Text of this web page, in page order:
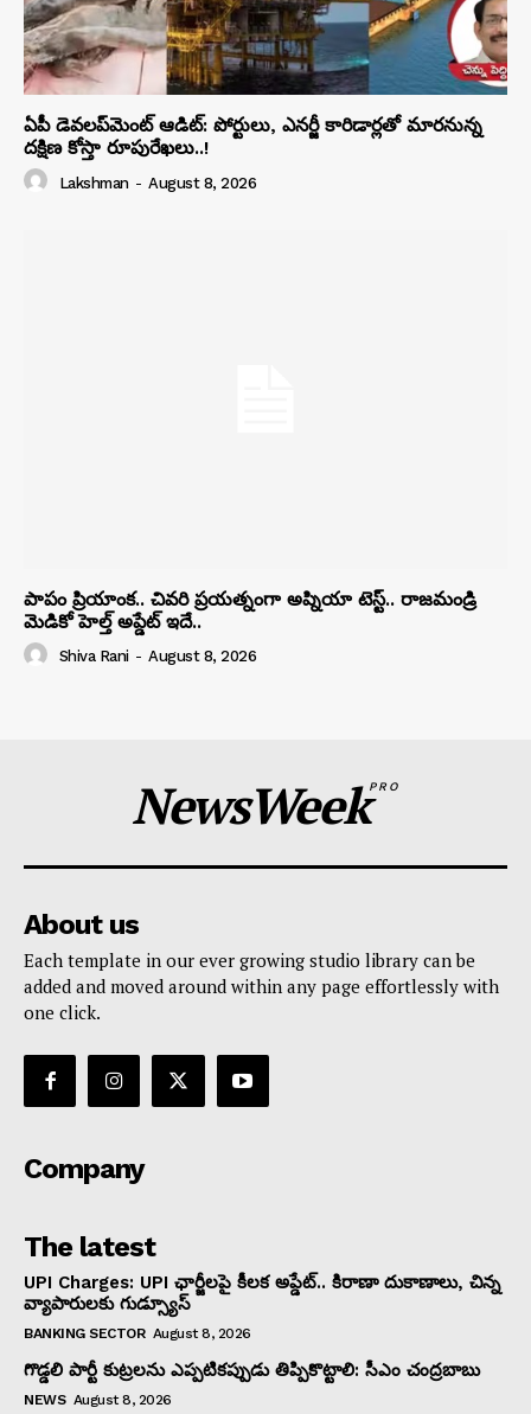
ఏపీ డెవలప్‌మెంట్ ఆడిట్: పోర్టులు, ఎనర్జీ కారిడార్లతో మారనున్న
దక్షిణ కోస్తా రూపురేఖలు..!
Lakshman - August 8, 2026
పాపం ప్రియాంక.. చివరి ప్రయత్నంగా అప్నియా టెస్ట్.. రాజమండ్రి
మెడికో హెల్త్ అప్డేట్ ఇదే..
Shiva Rani - August 8, 2026
NewsWeekPRO
About us
Each template in our ever growing studio library can be
added and moved around within any page effortlessly with
one click.
Company
The latest
UPI Charges: UPI ఛార్జీలపై కీలక అప్డేట్.. కిరాణా దుకాణాలు, చిన్న
వ్యాపారులకు గుడ్స్యూస్
BANKING SECTOR August 8, 2026
గొడ్డలి పార్టీ కుట్రలను ఎప్పటికప్పుడు తిప్పికొట్టాలి: సీఎం చంద్రబాబు
NEWS August 8, 2026